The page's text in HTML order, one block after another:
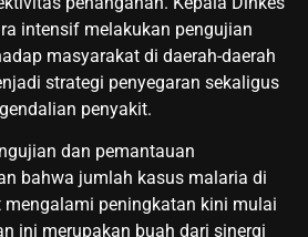
intensif melakukan pengujian
masyarakat di daerah-daerah
strategi penyegaran sekaligus
penyakit.
dan pemantauan
bahwa jumlah kasus malaria di
peningkatan kini mulai
ini merupakan buah dari sinergi